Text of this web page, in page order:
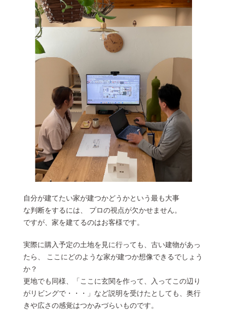
自分が建てたい家が建つかどうかという最も大事
な判断をするには、
プロの視点が欠かせません。
ですが、家を建てるのはお客様です。
実際に購入予定の土地を見に行っても、古い建物があっ
たら、
ここにどのような家が建つか想像できるでしょう
か？
更地でも同様、「ここに玄関を作って、入ってこの辺り
がリビングで・・・」など説明を受けたとしても、奥行
きや広さの感覚はつかみづらいものです。